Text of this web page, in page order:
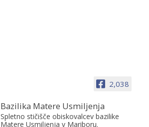
2,038
Bazilika Matere Usmiljenja
Spletno stičišče obiskovalcev bazilike
Matere Usmiljenja v Mariboru.